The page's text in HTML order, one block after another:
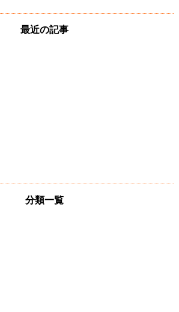
最近の記事
分類一覧